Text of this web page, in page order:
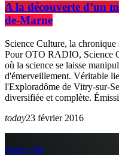
A la découverte d’un
de-Marne
Science Culture, la chronique
Pour OTO RADIO, Science
où la science se laisse
d'émerveillement. Véritable
l'Exploradôme de Vitry-sur-
diversifiée et complète.
today23 février 2016
insert_link